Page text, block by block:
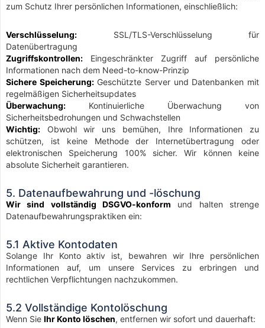
zum Schutz Ihrer persönlichen Informationen, einschließlich:
Verschlüsselung: SSL/TLS-Verschlüsselung für
Datenübertragung
Zugriffskontrollen: Eingeschränkter Zugriff auf persönliche
Informationen nach dem Need-to-know-Prinzip
Sichere Speicherung:Geschützte Server und Datenbanken mit
regelmäßigen Sicherheitsupdates
Überwachung: Kontinuierliche Überwachung von
Sicherheitsbedrohungen und Schwachstellen
Wichtig: Obwohl wir uns bemühen, Ihre Informationen zu
schützen, ist keine Methode der Internetübertragung oder
elektronischen Speicherung 100% sicher. Wir können keine
absolute Sicherheit garantieren.
5. Datenaufbewahrung und -löschung
Wir sind vollständig DSGVO-konform und halten strenge
Datenaufbewahrungspraktiken ein:
5.1 Aktive Kontodaten
Solange Ihr Konto aktiv ist, bewahren wir Ihre persönlichen
Informationen auf, um unsere Services zu erbringen und
rechtlichen Verpflichtungen nachzukommen.
5.2 Vollständige Kontolöschung
Wenn Sie Ihr Konto löschen, entfernen wir sofort und dauerhaft: